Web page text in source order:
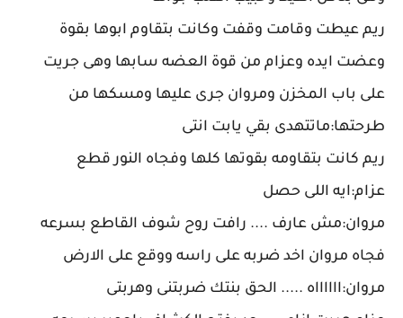
ريم عيطت وقامت وقفت وكانت بتقاوم ابوها بقوة
وعضت ايده وعزام من قوة العضه سابها وهى جريت
على باب المخزن ومروان جرى عليها ومسكها من
طرحتها:ماتتهدى بقي يابت انتى
ريم كانت بتقاومه بقوتها كلها وفجاه النور قطع
عزام:ايه اللى حصل
مروان:مش عارف .... رافت روح شوف القاطع بسرعه
فجاه مروان اخد ضربه على راسه ووقع على الارض
مروان:ااااااه ..... الحق بنتك ضربتنى وهربتى